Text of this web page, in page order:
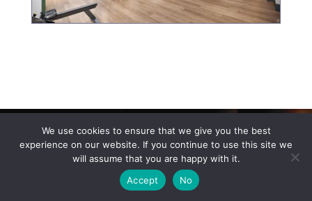
Reproductor
We use cookies to ensure that we give you the best
experience on our website. If you continue to use this site we
will assume that you are happy with it.
Accept
No